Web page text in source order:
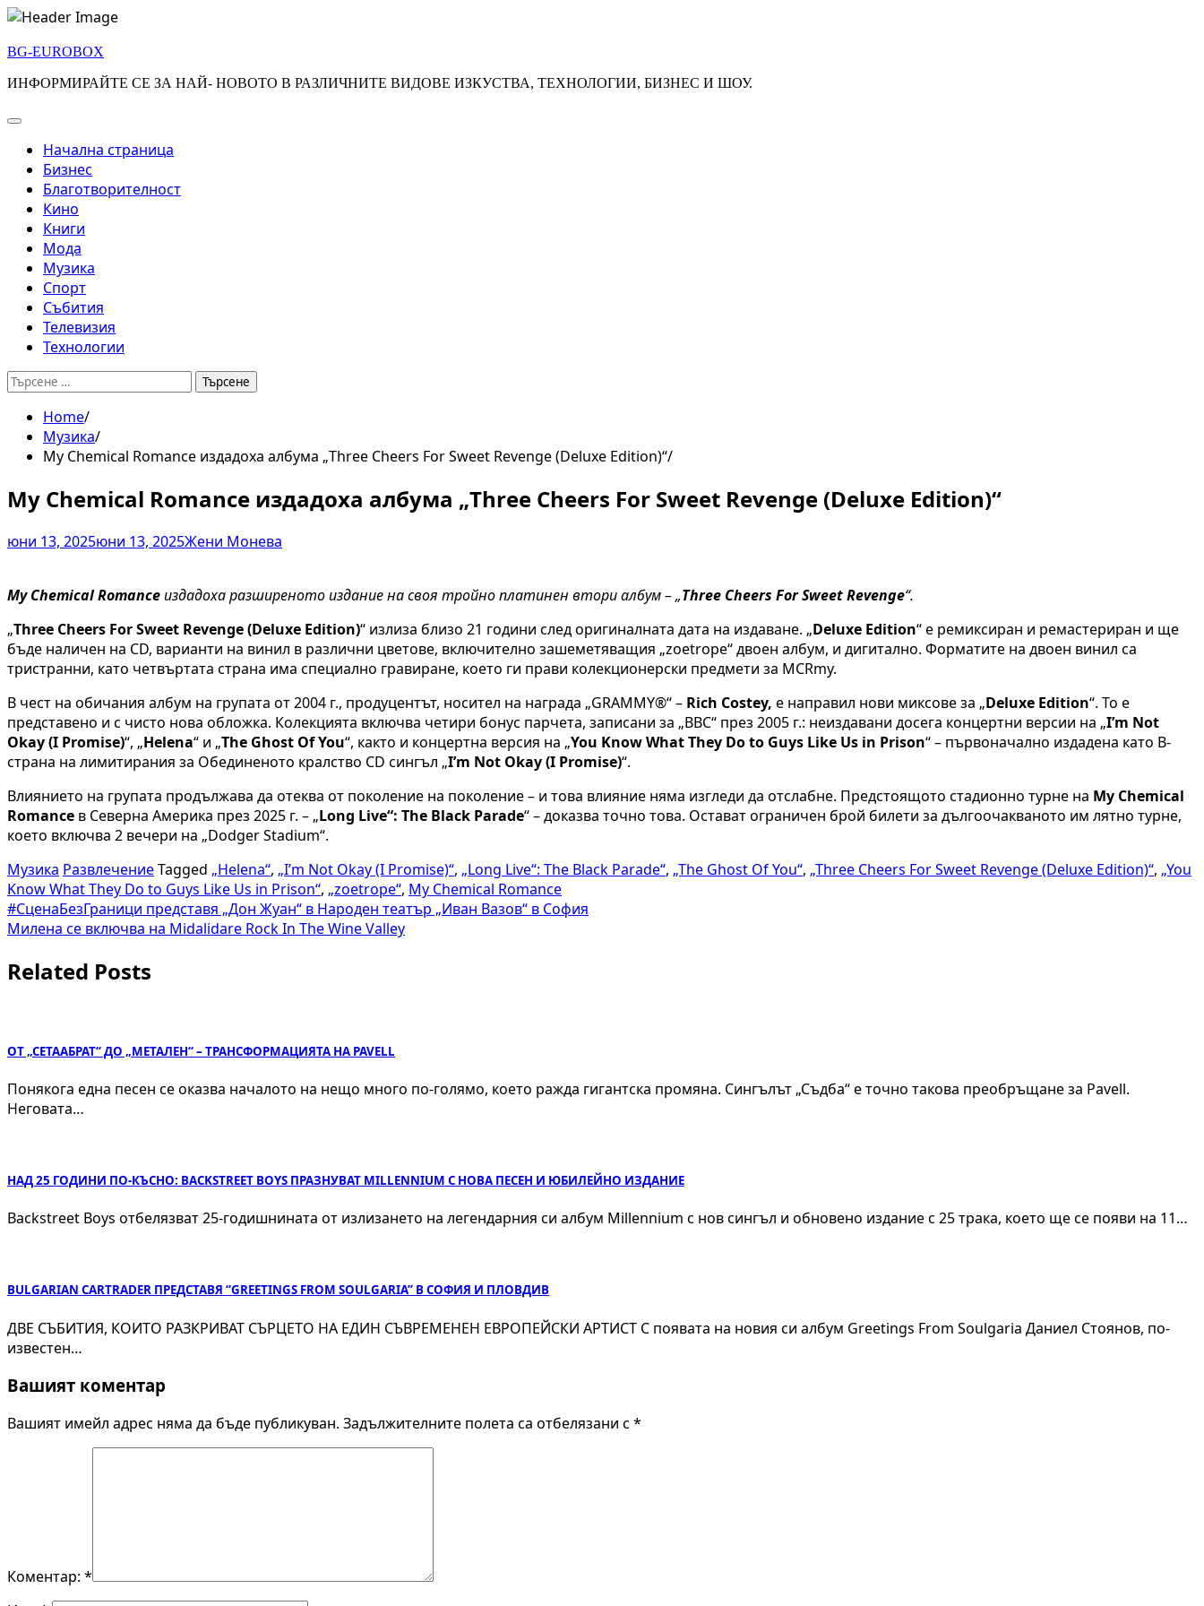
Skip
content
BG-EUROBOX
ИНФОРМИРАЙТЕ СЕ ЗА НАЙ- НОВОТО В РАЗЛИЧНИТЕ ВИДОВЕ ИЗКУСТВА, ТЕХНОЛОГИИ, БИЗНЕС И ШОУ.
Начална страница
Бизнес
Благотворителност
Кино
Книги
Мода
Музика
Спорт
Събития
Телевизия
Технологии
Търсене
Home
Музика
My Chemical Romance издадоха албума „Three Cheers For Sweet Revenge (Deluxe Edition)“
My Chemical Romance издадоха албума „Three Cheers For Sweet Revenge (Deluxe Edition)“
юни 13, 2025юни 13, 2025Жени Монева
My Chemical Romanceиздадоха разширеното издание на своя тройно платинен втори албум – „Three Cheers For Sweet Revenge“.
„Three Cheers For Sweet Revenge (Deluxe Edition)“ излиза близо 21 години след оригиналната дата на издаване. „Deluxe Edition“ е ремиксиран и ремастериран и ще
бъде наличен на CD, варианти на винил в различни цветове, включително зашеметяващия „zoetrope“ двоен албум, и дигитално. Форматите на двоен винил са
тристранни, като четвъртата страна има специално гравиране, което ги прави колекционерски предмети за MCRmy.
В чест на обичания албум на групата от 2004 г., продуцентът, носител на награда „GRAMMY®“ – Rich Costey, е направил нови миксове за „Deluxe Edition“. То е
представено и с чисто нова обложка. Колекцията включва четири бонус парчета, записани за „BBC“ през 2005 г.: неиздавани досега концертни версии на „I’m Not
Okay (I Promise)“, „Helena“ и „The Ghost Of You“, както и концертна версия на „You Know What They Do to Guys Like Us in Prison“ – първоначално издадена като B-
страна на лимитирания за Обединеното кралство CD сингъл „I’m Not Okay (I Promise)“.
Влиянието на групата продължава да отеква от поколение на поколение – и това влияние няма изгледи да отслабне. Предстоящото стадионно турне на My Chemical
Romance в Северна Америка през 2025 г. – „Long Live“: The Black Parade“ – доказва точно това. Остават ограничен брой билети за дългоочакваното им лятно турне,
което включва 2 вечери на „Dodger Stadium“.
Музика РазвлечениеTagged „Helena“, „I’m Not Okay (I Promise)“, „Long Live“: The Black Parade“, „The Ghost Of You“, „Three Cheers For Sweet Revenge (Deluxe Edition)“, „You
Know What They Do to Guys Like Us in Prison“, „zoetrope“, My Chemical Romance
Навигация
#СценаБезГраници представя „Дон Жуан“ в Народен театър „Иван Вазов“ в София
Милена се включва на Midalidare Rock In The Wine Valley
Related Posts
ОТ „СЕТААБРАТ“ ДО „МЕТАЛЕН“ – ТРАНСФОРМАЦИЯТА НА PAVELL
Понякога една песен се оказва началото на нещо много по-голямо, което ражда гигантска промяна. Сингълът „Съдба“ е точно такова преобръщане за Pavell.
Неговата…
НАД 25 ГОДИНИ ПО-КЪСНО: BACKSTREET BOYS ПРАЗНУВАТ MILLENNIUM С НОВА ПЕСЕН И ЮБИЛЕЙНО ИЗДАНИЕ
Backstreet Boys отбелязват 25-годишнината от излизането на легендарния си албум Millennium с нов сингъл и обновенo издание с 25 трака, което ще се появи на 11…
BULGARIAN CARTRADER ПРЕДСТАВЯ “GREETINGS FROM SOULGARIA” В СОФИЯ И ПЛОВДИВ
ДВЕ СЪБИТИЯ, КОИТО РАЗКРИВАТ СЪРЦЕТО НА ЕДИН СЪВРЕМЕНЕН ЕВРОПЕЙСКИ АРТИСТ С появата на новия си албум Greetings From Soulgaria Даниел Стоянов, по-
известен…
Вашият коментар
Вашият имейл адрес няма да бъде публикуван. Задължителните полета са отбелязани с *
Коментар: *